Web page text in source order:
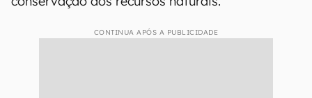
CONTINUA APÓS A PUBLICIDADE